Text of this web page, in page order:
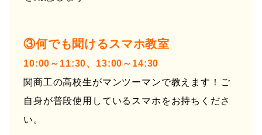
③何でも聞けるスマホ教室
10:00～11:30、13:00～14:30
関商工の高校生がマンツーマンで教えます！ご
自身が普段使用しているスマホをお持ちくださ
い。